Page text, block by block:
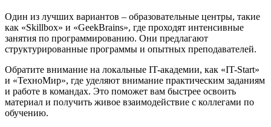
Один из лучших вариантов – образовательные центры, такие
как «Skillbox» и «GeekBrains», где проходят интенсивные
занятия по программированию. Они предлагают
структурированные программы и опытных преподавателей.
Обратите внимание на локальные IT-академии, как «IT-Start»
и «ТехноМир», где уделяют внимание практическим заданиям
и работе в командах. Это поможет вам быстрее освоить
материал и получить живое взаимодействие с коллегами по
обучению.